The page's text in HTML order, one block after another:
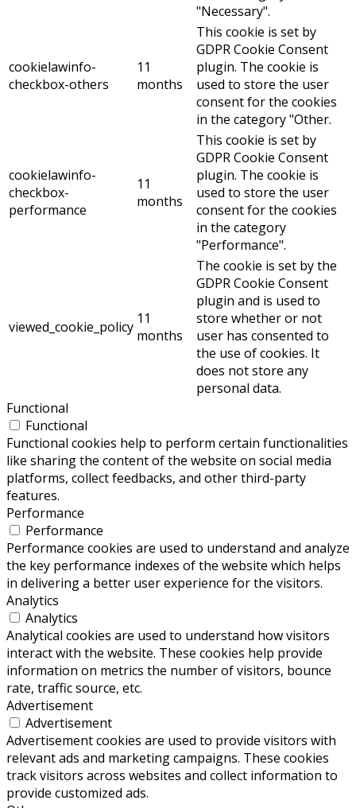
"Necessary".
cookielawinfo-
checkbox-others
11
months
This cookie is set by
GDPR Cookie Consent
plugin. The cookie is
used to store the user
consent for the cookies
in the category "Other.
cookielawinfo-
checkbox-
performance
11
months
This cookie is set by
GDPR Cookie Consent
plugin. The cookie is
used to store the user
consent for the cookies
in the category
"Performance".
viewed_cookie_policy 11
months
The cookie is set by the
GDPR Cookie Consent
plugin and is used to
store whether or not
user has consented to
the use of cookies. It
does not store any
personal data.
Functional
Functional
Functional cookies help to perform certain functionalities
like sharing the content of the website on social media
platforms, collect feedbacks, and other third-party
features.
Performance
Performance
Performance cookies are used to understand and analyze
the key performance indexes of the website which helps
in delivering a better user experience for the visitors.
Analytics
Analytics
Analytical cookies are used to understand how visitors
interact with the website. These cookies help provide
information on metrics the number of visitors, bounce
rate, traffic source, etc.
Advertisement
Advertisement
Advertisement cookies are used to provide visitors with
relevant ads and marketing campaigns. These cookies
track visitors across websites and collect information to
provide customized ads.